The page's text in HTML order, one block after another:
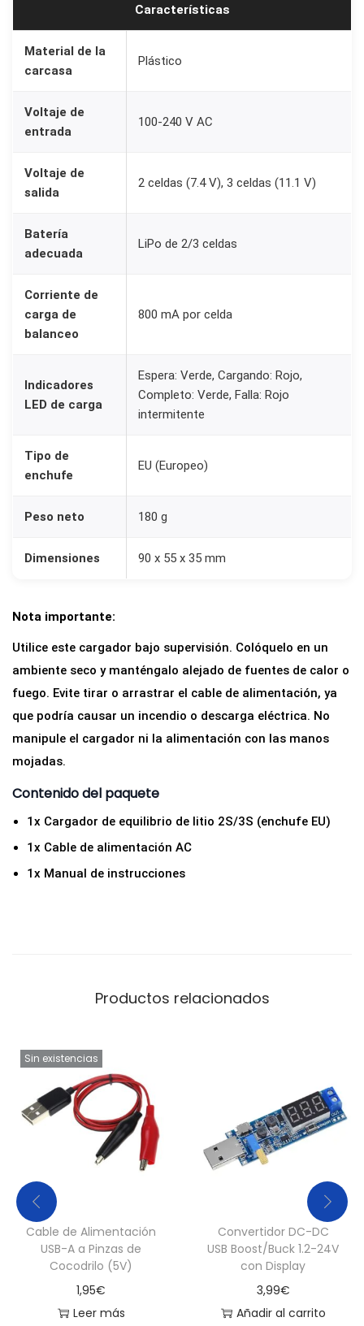
Características
Material de la
carcasa
Plástico
Voltaje de
entrada
100-240 V AC
Voltaje de
salida
2 celdas (7.4 V), 3 celdas (11.1 V)
Batería
adecuada
LiPo de 2/3 celdas
Corriente de
carga de
balanceo
800 mA por celda
Indicadores
LED de carga
Espera: Verde, Cargando: Rojo,
Completo: Verde, Falla: Rojo
intermitente
Tipo de
enchufe
EU (Europeo)
Peso neto 180 g
Dimensiones 90 x 55 x 35 mm
Nota importante:
Utilice este cargador bajo supervisión. Colóquelo en un
ambiente seco y manténgalo alejado de fuentes de calor o
fuego. Evite tirar o arrastrar el cable de alimentación, ya
que podría causar un incendio o descarga eléctrica. No
manipule el cargador ni la alimentación con las manos
mojadas.
Contenido del paquete
1x Cargador de equilibrio de litio 2S/3S (enchufe EU)
1x Cable de alimentación AC
1x Manual de instrucciones
Productos relacionados
Sin existencias
Cable de Alimentación
USB-A a Pinzas de
Cocodrilo (5V)
1,95€
Leer más
Convertidor DC-DC
USB Boost/Buck 1.2-24V
con Display
3,99€
Añadir al carrito